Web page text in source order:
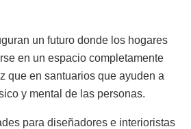
un futuro donde los hogares
en un espacio completamente
que en santuarios que ayuden a
y mental de las personas.
para diseñadores e interioristas